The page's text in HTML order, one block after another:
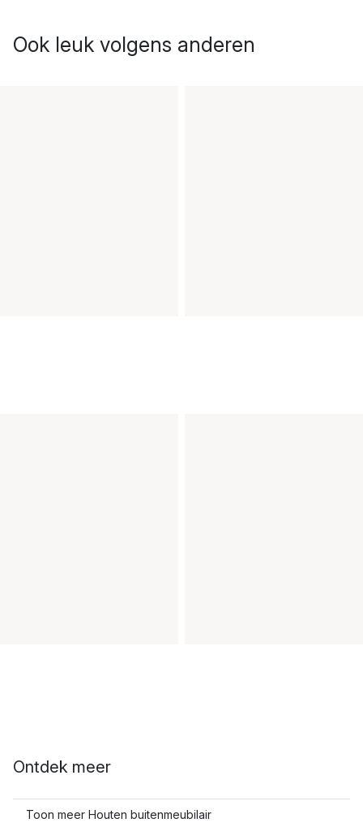
Ook leuk volgens anderen
Ontdek meer
Toon meer Houten buitenmeubilair